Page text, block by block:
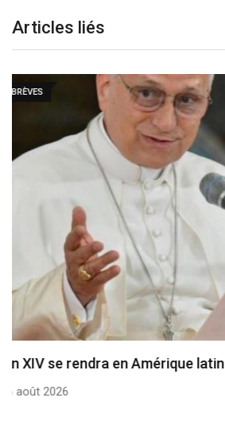
Articles liés
•• BRÈVES
Le cardinal Parolin au Guatemala
6 août 2026